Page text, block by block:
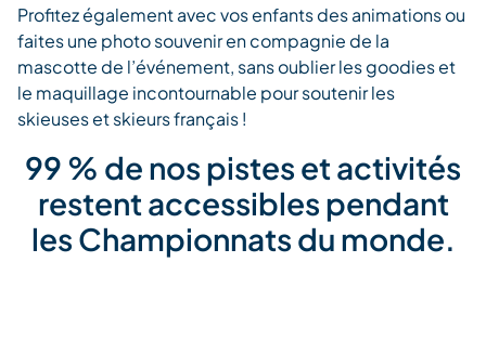
Profitez également avec vos enfants des animations ou
faites une photo souvenir en compagnie de la
mascotte de l’événement, sans oublier les goodies et
le maquillage incontournable pour soutenir les
skieuses et skieurs français !
99 % de nos pistes et activités
restent accessibles pendant
les Championnats du monde.